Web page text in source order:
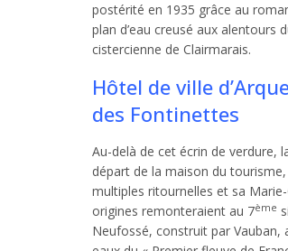
postérité en 1935 grâce au
plan d’eau creusé aux alentours
cistercienne de Clairmarais.
Hôtel de ville
des Fontinettes
Au-delà de cet écrin de verdure,
départ de la maison du tourisme,
multiples ritournelles et sa
origines remonteraient au 7ème
Neufossé, construit par Vauban,